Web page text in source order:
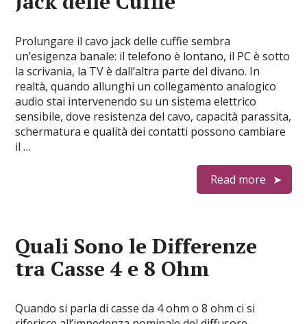
Prolungare il cavo jack delle cuffie sembra
un’esigenza banale: il telefono è lontano, il PC è sotto
la scrivania, la TV è dall’altra parte del divano. In
realtà, quando allunghi un collegamento analogico
audio stai intervenendo su un sistema elettrico
sensibile, dove resistenza del cavo, capacità parassita,
schermatura e qualità dei contatti possono cambiare
il …
Read more
Quali Sono le Differenze
tra Casse 4 e 8 Ohm
Quando si parla di casse da 4 ohm o 8 ohm ci si